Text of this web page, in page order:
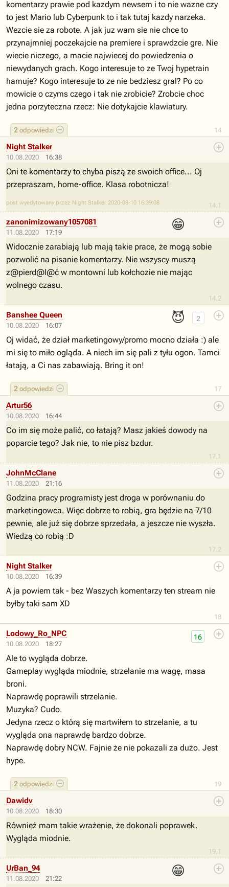
14
2 odpowiedzi
komentarzy prawie pod kazdym newsem i to nie wazne czy
to jest Mario lub Cyberpunk to i tak tutaj kazdy narzeka.
Wezcie sie za robote. A jak juz wam sie nie chce to
przynajmniej poczekajcie na premiere i sprawdzcie gre. Nie
wiecie niczego, a macie najwiecej do powiedzenia o
niewydanych grach. Kogo interesuje to ze Twoj hypetrain
hamuje? Kogo interesuje to ze nie bedziesz gral? Po co
mowicie o czyms czego i tak nie zrobicie? Zrobcie choc
jedna porzyteczna rzecz: Nie dotykajcie klawiatury.
10.08.2020 16:38
14.1
Night Stalker
Oni te komentarzy to chyba piszą ze swoich office... Oj
przepraszam, home-office. Klasa robotnicza!
post wyedytowany przez Night Stalker 2020-08-10 16:39:08
11.08.2020 17:19
😁
14.2
zanonimizowany1057081
Widocznie zarabiają lub mają takie prace, że mogą sobie
pozwolić na pisanie komentarzy. Nie wszyscy muszą
z@pierd@l@ć w montowni lub kołchozie nie mając
wolnego czasu.
10.08.2020 16:07
😈
17
2
2 odpowiedzi
Banshee Queen
Oj widać, że dział marketingowy/promo mocno działa :) ale
mi się to miło ogląda. A niech im się pali z tyłu ogon. Tamci
łatają, a Ci nas zabawiają. Bring it on!
10.08.2020 16:44
17.1
Artur56
Co im się może palić, co łatają? Masz jakieś dowody na
poparcie tego? Jak nie, to nie pisz bzdur.
11.08.2020 21:16
17.2
JohnMcClane
Godzina pracy programisty jest droga w porównaniu do
marketingowca. Więc dobrze to robią, gra będzie na 7/10
pewnie, ale już się dobrze sprzedała, a jeszcze nie wyszła.
Wiedzą co robią :D
10.08.2020 16:39
18
Night Stalker
A ja powiem tak - bez Waszych komentarzy ten stream nie
byłby taki sam XD
10.08.2020 18:27
19
16
2 odpowiedzi
Lodowy_Ro_NPC
Ale to wygląda dobrze.
Gameplay wygląda miodnie, strzelanie ma wagę, masa
broni.
Naprawdę poprawili strzelanie.
Muzyka? Cudo.
Jedyna rzecz o którą się martwiłem to strzelanie, a tu
wygląda ona naprawdę bardzo dobrze.
Naprawdę dobry NCW. Fajnie że nie pokazali za dużo. Jest
hype.
10.08.2020 18:30
19.1
Dawidv
Również mam takie wrażenie, że dokonali poprawek.
Wygląda miodnie.
11.08.2020 21:22
😁
UrBan_94